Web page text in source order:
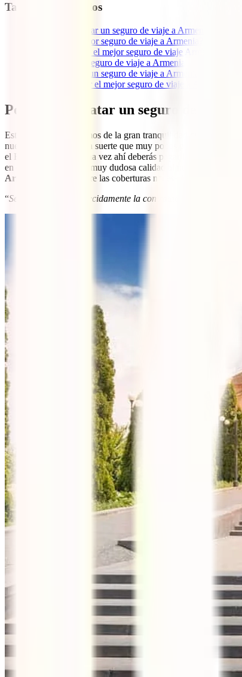
Tabla de contenidos
Por qué contratar un seguro de viaje a Armenia
¿Cuál es el mejor seguro de viaje a Armenia?
Qué debe tener el mejor seguro de viaje Armenia,
Cobertura del seguro de viaje a Armenia
Cuánto cuesta un seguro de viaje a Armenia
Cómo contratar el mejor seguro de viaje a Armenia
Por qué contratar un seguro de viaje
Estando en casa gozamos de la gran tranquilidad que nos da
nuestro bolsillo. Es una suerte que muy pocos países tienen
el Reino de España, una vez ahí deberás pagar
los elevados
en centros médicos de muy dudosa calidad al no conocer el
Armenia
que te asegure las coberturas necesarias. Dice:
“Se recomienda encarecidamente la contratación de un